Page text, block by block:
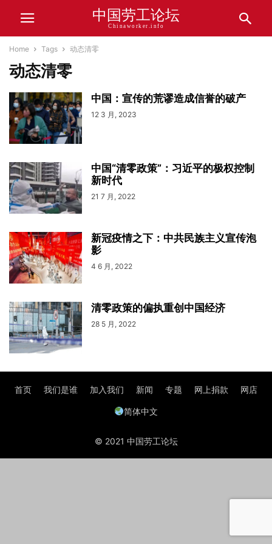
中国劳工论坛
Chinaworker.info
Home Tags 动态清零
动态清零
中国：宣传的荒谬造成信誉的破产
12 3 月, 2023
中国“清零政策”：习近平的极权控制
新时代
21 7 月, 2022
新冠疫情之下：中共民族主义宣传泡
影
4 6 月, 2022
清零政策的偏执重创中国经济
28 5 月, 2022
首页 我们是谁 加入我们 新闻 专题 网上捐款 网店
简体中文
© 2021 中国劳工论坛